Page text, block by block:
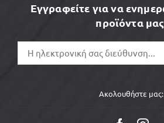
Εγγραφείτε για να
προϊόντα
Ακολουθήστε μας: